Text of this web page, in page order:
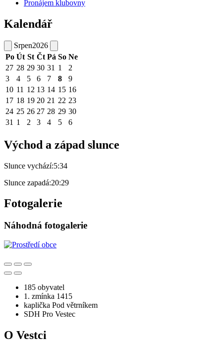
Pronájem klubovny
Kalendář
Srpen2026
Po Út St Čt Pá So Ne
27 28 29 30 31 1
2
3
4 5 6 7 8
9
10 11 12 13 14 15 16
17 18 19 20 21 22 23
24 25 26 27 28 29 30
31 1 2 3 4 5 6
Východ a západ slunce
Slunce vychází:5:34
Slunce zapadá:20:29
Fotogalerie
Náhodná fotogalerie
185 obyvatel
1. zmínka 1415
kaplička Pod větrníkem
SDH Pro Vestec
O Vestci